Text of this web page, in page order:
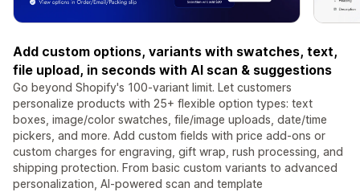
Add custom options, variants with swatches, text,
file upload, in seconds with AI scan & suggestions
Go beyond Shopify's 100-variant limit. Let customers
personalize products with 25+ flexible option types: text
boxes, image/color swatches, file/image uploads, date/time
pickers, and more. Add custom fields with price add-ons or
custom charges for engraving, gift wrap, rush processing, and
shipping protection. From basic custom variants to advanced
personalization, AI-powered scan and template